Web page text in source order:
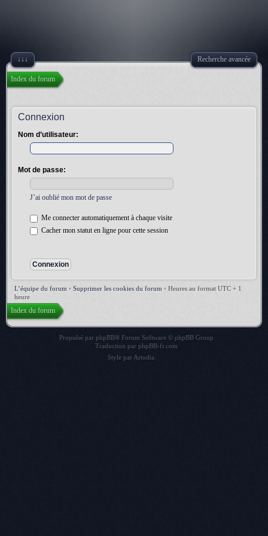
↓↓↓ Recherche avancée
Index du forum
Connexion
Nom d’utilisateur:
Mot de passe:
J’ai oublié mon mot de passe
Me connecter automatiquement à chaque visite
Cacher mon statut en ligne pour cette session
L’équipe du forum • Supprimer les cookies du forum • Heures au format UTC + 1
heure
Index du forum
Propulsé par phpBB® Forum Software © phpBB Group
Traduction par phpBB-fr.com
Style par Artodia